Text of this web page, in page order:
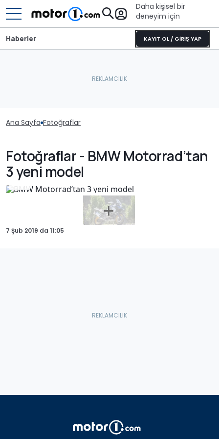
Daha kişisel bir
deneyim için
KAYIT OL / GİRİŞ YAP
Haberler
Ana Sayfa Fotoğraflar
Fotoğraflar - BMW Motorrad’tan
3 yeni model
7 Şub 2019 da 11:05